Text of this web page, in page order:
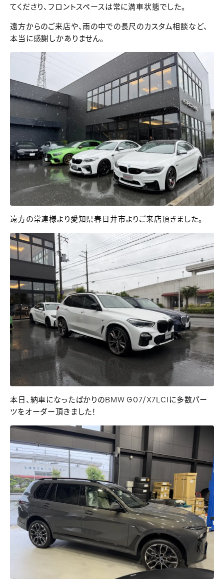
てくださり、フロントスペースは常に満車状態でした。
遠方からのご来店や、雨の中での長尺のカスタム相談など、
本当に感謝しかありません。
遠方の常連様より愛知県春日井市よりご来店頂きました。
本日、納車になったばかりのBMW G07/X7LCIに多数パー
ツをオーダー頂きました！